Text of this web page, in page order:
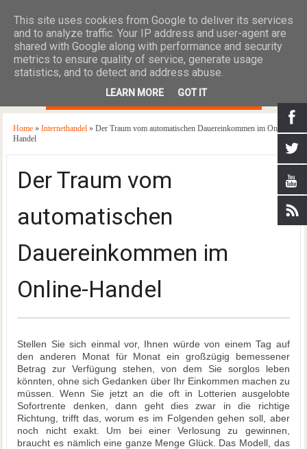
Home»Internethandel» Der Traum vom automatischen Dauereinkommen im Online-
Handel
Der Traum vom
automatischen
Dauereinkommen im
Online-Handel
Stellen Sie sich einmal vor, Ihnen würde von einem Tag auf
den anderen Monat für Monat ein großzügig bemessener
Betrag zur Verfügung stehen, von dem Sie sorglos leben
könnten, ohne sich Gedanken über Ihr Einkommen machen zu
müssen. Wenn Sie jetzt an die oft in Lotterien ausgelobte
Sofortrente denken, dann geht dies zwar in die richtige
Richtung, trifft das, worum es im Folgenden gehen soll, aber
noch nicht exakt. Um bei einer Verlosung zu gewinnen,
braucht es nämlich eine ganze Menge Glück. Das Modell, das
This site uses cookies from Google to deliver its services
and to analyze traffic. Your IP address and user-agent are
shared with Google along with performance and security
metrics to ensure quality of service, generate usage
statistics, and to detect and address abuse.
LEARN MORE GOT IT